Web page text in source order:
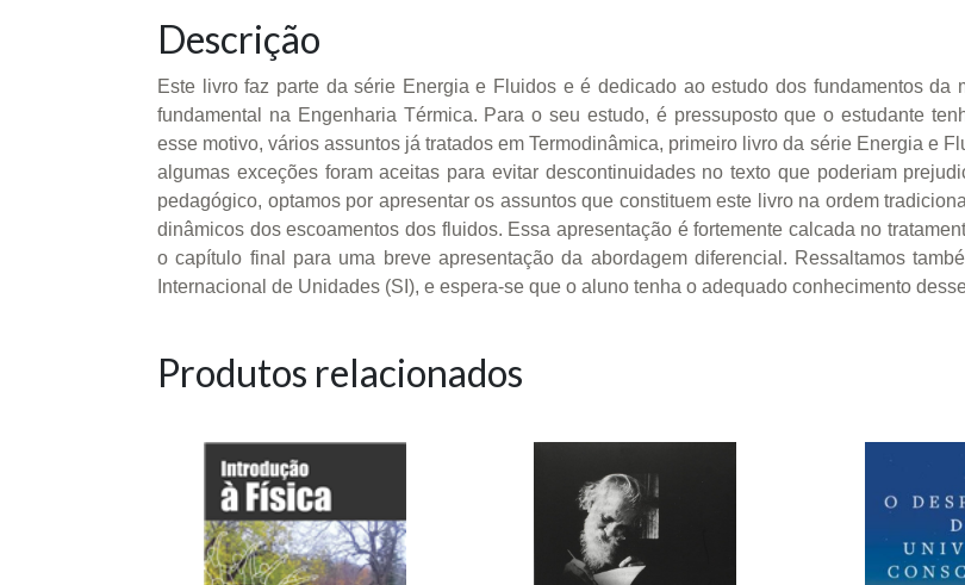
Descrição
Este livro faz parte da série Energia e Fluidos e é dedicado ao estudo dos fundamentos
fundamental na Engenharia Térmica. Para o seu estudo, é pressuposto que o estudante
esse motivo, vários assuntos já tratados em Termodinâmica, primeiro livro da série Energia e
algumas exceções foram aceitas para evitar descontinuidades no texto que poderiam
pedagógico, optamos por apresentar os assuntos que constituem este livro na ordem
dinâmicos dos escoamentos dos fluidos. Essa apresentação é fortemente calcada no
o capítulo final para uma breve apresentação da abordagem diferencial. Ressaltamos
Internacional de Unidades (SI), e espera-se que o aluno tenha o adequado conhecimento
Produtos relacionados